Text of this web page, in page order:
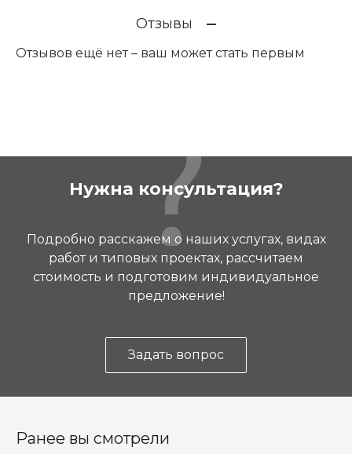
Отзывы
Отзывов ещё нет – ваш может стать первым
Нужна консультация?
Подробно расскажем о наших услугах, видах
работ и типовых проектах, рассчитаем
стоимость и подготовим индивидуальное
предложение!
Задать вопрос
Ранее вы смотрели